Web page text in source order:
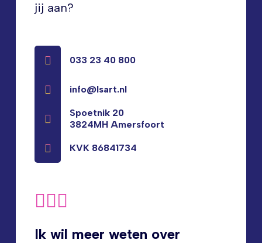
jij aan?
033 23 40 800
info@lsart.nl
Spoetnik 20
3824MH Amersfoort
KVK 86841734
Ik wil meer weten over